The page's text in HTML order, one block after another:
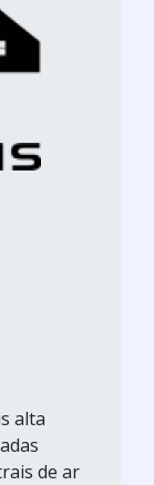
alta
de ar